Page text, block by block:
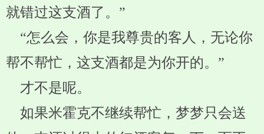
就错过这支酒了。”
“怎么会，你是我尊贵的客人，无论你
帮不帮忙，这支酒都是为你开的。”
才不是呢。
如果米霍克不继续帮忙，梦梦只会送